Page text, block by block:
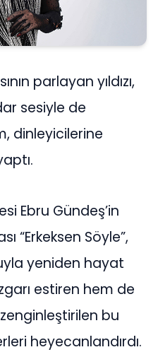
parlayan yıldızı,
sesiyle de
dinleyicilerine
Ebru Gündeş’in
“Erkeksen Söyle”,
yeniden hayat
estiren hem de
bu
heyecanlandırdı.